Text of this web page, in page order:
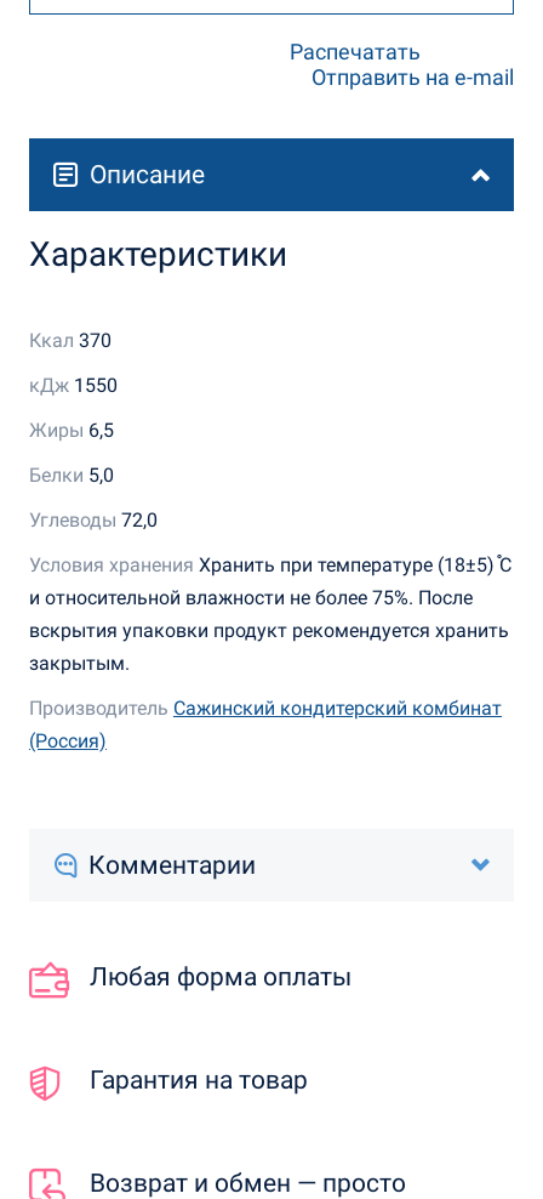
Распечатать
Отправить на e-mail
Описание
Характеристики
Ккал 370
кДж 1550
Жиры 6,5
Белки 5,0
Углеводы 72,0
Условия хранения Хранить при температуре (18±5) ֯С
и относительной влажности не более 75%. После
вскрытия упаковки продукт рекомендуется хранить
закрытым.
Производитель Сажинский кондитерский комбинат
(Россия)
Комментарии
Любая форма оплаты
Гарантия на товар
Возврат и обмен — просто